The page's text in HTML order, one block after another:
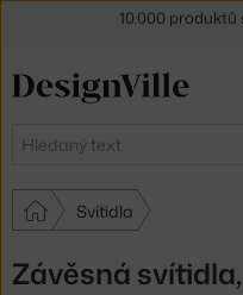
Hledat
Svítidla
Závěsná
30 dní